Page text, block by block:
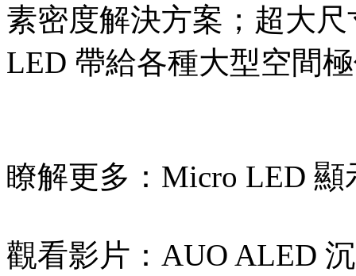
素密度解決方案；超大
LED 帶給各種大型空間
瞭解更多： Micro LED
觀看影片： AUO ALED